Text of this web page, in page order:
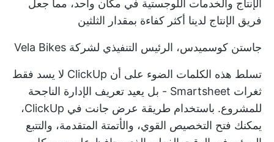
الإنتاج والخدمات اللوجستية في مكان واحد، مما جعل
فريق الإنتاج لدينا أكثر كفاءة بمقدار الثلثين
جاستن كوسميدس، الرئيس التنفيذي لشركة Vela Bikes
تسلط هذه الكلمات الضوء على أن ClickUp لا يسد فقط
ثغرات Smartsheet - بل يعيد تعريف الإدارة الناجحة
للمشروع. باستخدام طريقة عرض جانت في ClickUp،
يمكنك فتح التخصيص القوي، والأتمتة المتقدمة، والتتبع